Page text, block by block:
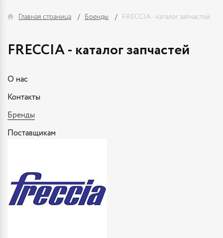
Главная страница Бренды FRECCIA - каталог запчастей
FRECCIA - каталог запчастей
О нас
Контакты
Бренды
Поставщикам